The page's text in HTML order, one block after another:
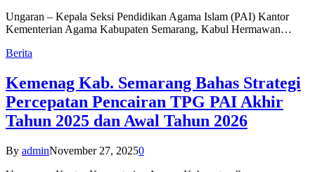
Ungaran – Kepala Seksi Pendidikan Agama Islam (PAI) Kantor
Kementerian Agama Kabupaten Semarang, Kabul Hermawan…
Berita
Kemenag Kab. Semarang Bahas Strategi
Percepatan Pencairan TPG PAI Akhir
Tahun 2025 dan Awal Tahun 2026
By adminNovember 27, 20250